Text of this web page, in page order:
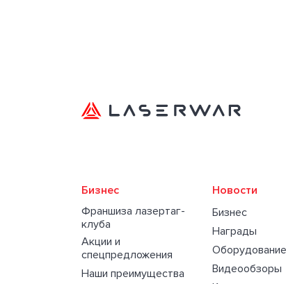
Бизнес
Франшиза лазертаг-
клуба
Акции и
спецпредложения
Наши преимущества
Новости
Бизнес
Награды
Оборудование
Видеообзоры